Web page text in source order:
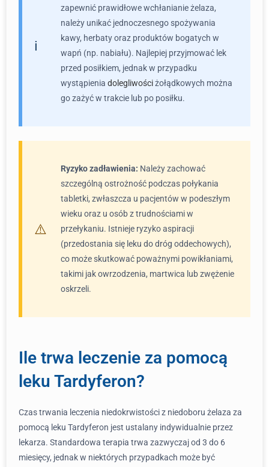
zapewnić prawidłowe wchłanianie żelaza,
należy unikać jednoczesnego spożywania
kawy, herbaty oraz produktów bogatych w
wapń (np. nabiału). Najlepiej przyjmować lek
przed posiłkiem, jednak w przypadku
wystąpienia dolegliwościżołądkowych można
go zażyć w trakcie lub po posiłku.
Ryzyko zadławienia: Należy zachować
szczególną ostrożność podczas połykania
tabletki, zwłaszcza u pacjentów w podeszłym
wieku oraz u osób z trudnościami w
przełykaniu. Istnieje ryzyko aspiracji
(przedostania się leku do dróg oddechowych),
co może skutkować poważnymi powikłaniami,
takimi jak owrzodzenia, martwica lub zwężenie
oskrzeli.
Ile trwa leczenie za pomocą
leku Tardyferon?
Czas trwania leczenia niedokrwistości z niedoboru żelaza za
pomocą leku Tardyferon jest ustalany indywidualnie przez
lekarza. Standardowa terapia trwa zazwyczaj od 3 do 6
miesięcy, jednak w niektórych przypadkach może być